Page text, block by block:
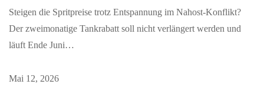
Steigen die Spritpreise trotz Entspannung im Nahost-Konflikt?
Der zweimonatige Tankrabatt soll nicht verlängert werden und
läuft Ende Juni…
Mai 12, 2026